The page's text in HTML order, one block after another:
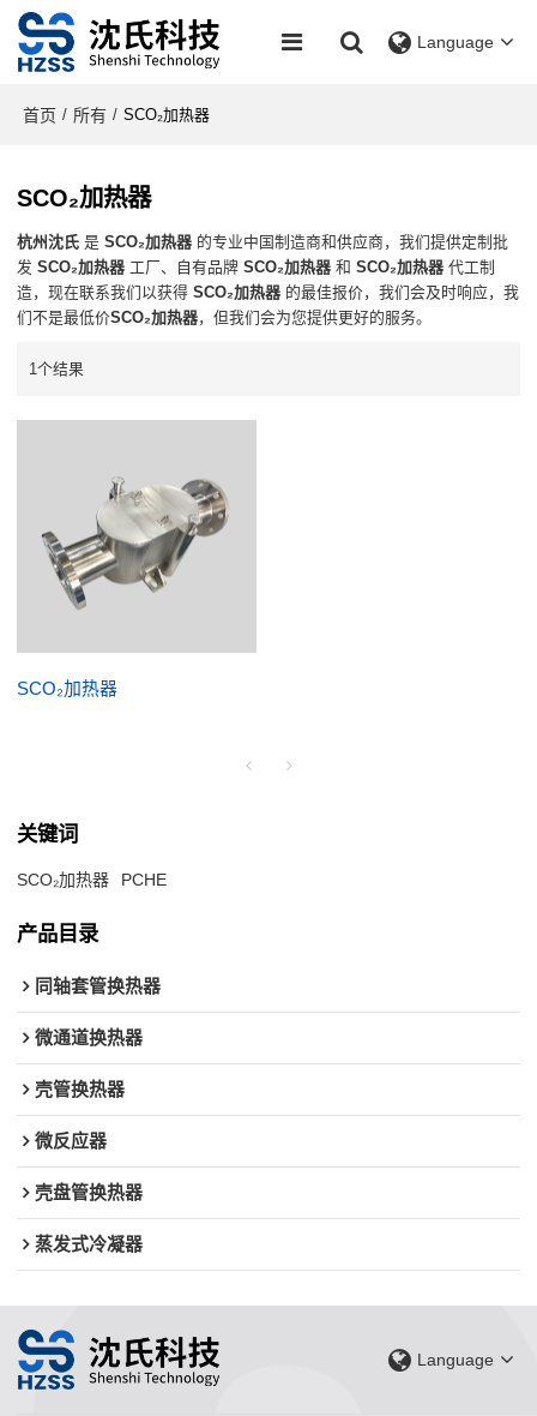
Language
首页 / 所有 / SCO₂加热器
SCO₂加热器
杭州沈氏 是SCO₂加热器 的专业中国制造商和供应商，我们提供定制批
发SCO₂加热器 工厂、自有品牌SCO₂加热器 和SCO₂加热器 代工制
造，现在联系我们以获得SCO₂加热器 的最佳报价，我们会及时响应，我
们不是最低价SCO₂加热器，但我们会为您提供更好的服务。
1个结果
SCO₂加热器
关键词
SCO₂加热器 PCHE
产品目录
同轴套管换热器
微通道换热器
壳管换热器
微反应器
壳盘管换热器
蒸发式冷凝器
Language